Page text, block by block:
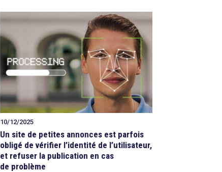
10/12/2025
Un site de petites annonces est parfois
obligé de vérifier l’identité de l’utilisateur,
et refuser la publication en cas
de problème